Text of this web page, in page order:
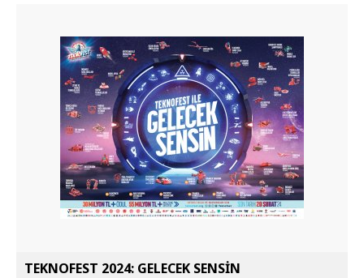
TEKNOFEST 2024: GELECEK SENSİN